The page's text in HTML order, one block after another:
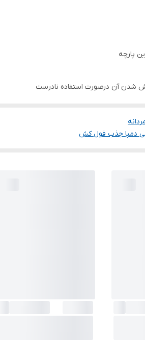
پارچه
شدن آن درصورت استفاده نادرست
دمپا جذب فول کش